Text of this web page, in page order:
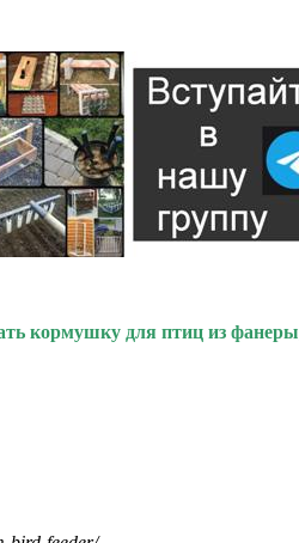
кормушку для птиц из фанеры